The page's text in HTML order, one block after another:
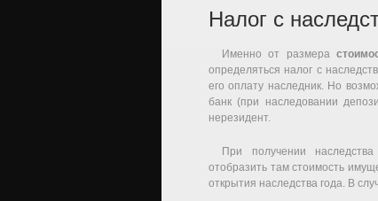
Налог с
Именно от размера
определяться налог с
его оплату наследник. Но
банк (при наследовании
нерезидент.
При получении
отобразить там стоимость
открытия наследства года. В